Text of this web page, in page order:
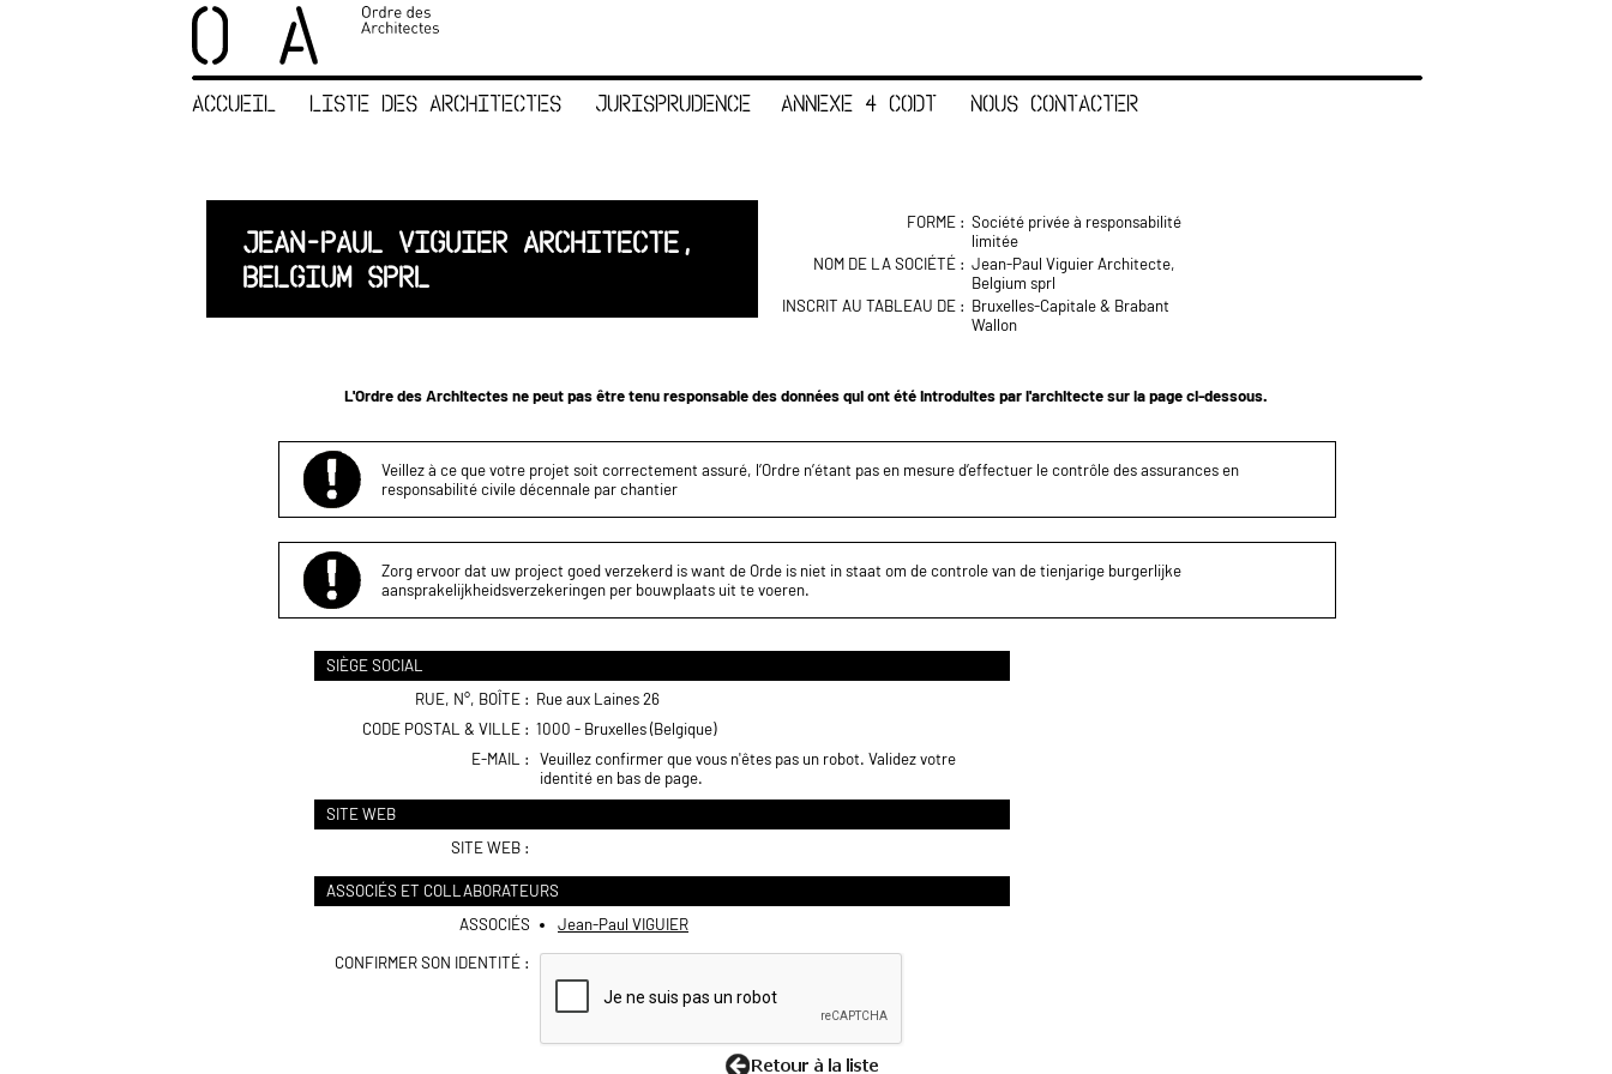
ACCUEIL LISTE DES ARCHITECTES JURISPRUDENCE ANNEXE 4 CODT NOUS CONTACTER
JEAN-PAUL VIGUIER ARCHITECTE,
BELGIUM SPRL
FORME : Société privée à responsabilité
limitée
NOM DE LA SOCIÉTÉ : Jean-Paul Viguier Architecte,
Belgium sprl
INSCRIT AU TABLEAU DE : Bruxelles-Capitale & Brabant
Wallon
L'Ordre des Architectes ne peut pas être tenu responsable des données qui ont été introduites par l'architecte sur la page ci-dessous.
Veillez à ce que votre projet soit correctement assuré, l’Ordre n’étant pas en mesure d’effectuer le contrôle des assurances en
responsabilité civile décennale par chantier
Zorg ervoor dat uw project goed verzekerd is want de Orde is niet in staat om de controle van de tienjarige burgerlijke
aansprakelijkheidsverzekeringen per bouwplaats uit te voeren.
SIÈGE SOCIAL
RUE, N°, BOÎTE : Rue aux Laines 26
CODE POSTAL & VILLE : 1000 - Bruxelles (Belgique)
E-MAIL :
Veuillez confirmer que vous n'êtes pas un robot. Validez votre
identité en bas de page.
SITE WEB
SITE WEB :
ASSOCIÉS ET COLLABORATEURS
ASSOCIÉS
Jean-Paul VIGUIER
CONFIRMER SON IDENTITÉ :